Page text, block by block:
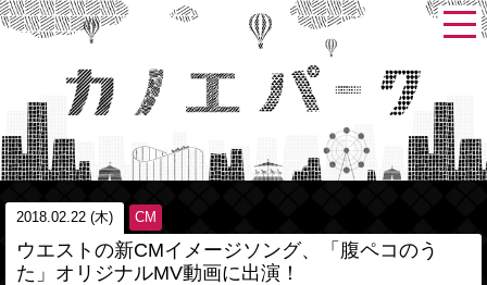
2018.02.22 (木) CM
ウエストの新CMイメージソング、「腹ペコのう
た」オリジナルMV動画に出演！